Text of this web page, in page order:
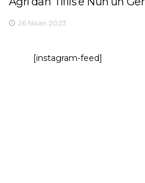
26 Nisan 2023
[instagram-feed]